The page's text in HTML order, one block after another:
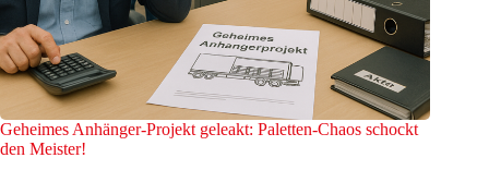
Geheimes Anhänger-Projekt geleakt: Paletten-Chaos schockt
den Meister!